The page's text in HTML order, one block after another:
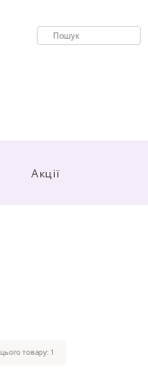
Акції
товару: 1